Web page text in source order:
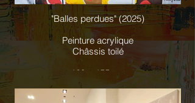
"Balles perdues" (2025)
Peinture acrylique
Châssis toilé
120 x 155cm